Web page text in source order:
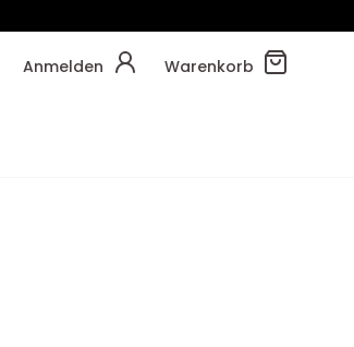
Anmelden Warenkorb